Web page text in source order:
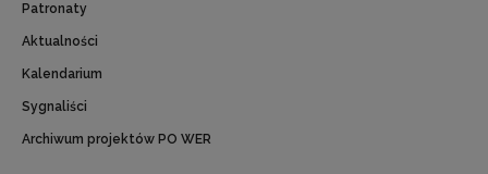
Patronaty
Aktualności
Kalendarium
Sygnaliści
Archiwum projektów PO WER